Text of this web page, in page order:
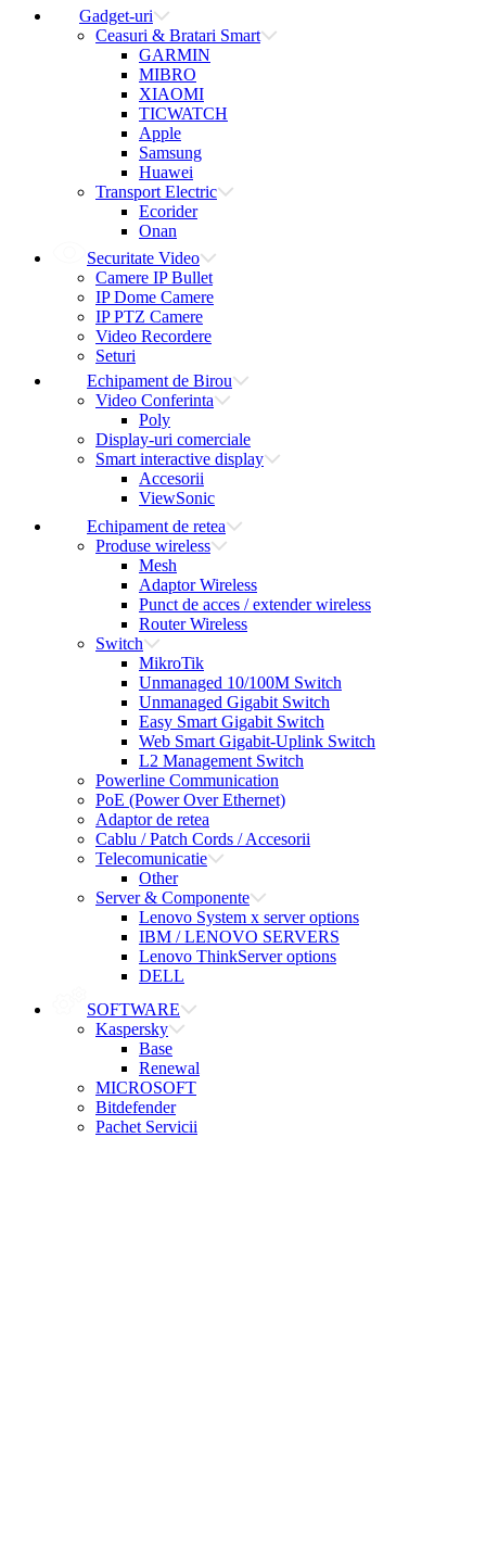
Gadget-uri
Ceasuri & Bratari Smart
GARMIN
MIBRO
XIAOMI
TICWATCH
Apple
Samsung
Huawei
Transport Electric
Ecorider
Onan
Securitate Video
Camere IP Bullet
IP Dome Camere
IP PTZ Camere
Video Recordere
Seturi
Echipament de Birou
Video Conferinta
Poly
Display-uri comerciale
Smart interactive display
Accesorii
ViewSonic
Echipament de retea
Produse wireless
Mesh
Adaptor Wireless
Punct de acces / extender wireless
Router Wireless
Switch
MikroTik
Unmanaged 10/100M Switch
Unmanaged Gigabit Switch
Easy Smart Gigabit Switch
Web Smart Gigabit-Uplink Switch
L2 Management Switch
Powerline Communication
PoE (Power Over Ethernet)
Adaptor de retea
Cablu / Patch Cords / Accesorii
Telecomunicatie
Other
Server & Componente
Lenovo System x server options
IBM / LENOVO SERVERS
Lenovo ThinkServer options
DELL
SOFTWARE
Kaspersky
Base
Renewal
MICROSOFT
Bitdefender
Pachet Servicii